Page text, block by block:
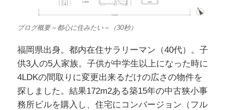
ブログ概要～都心に住みたい～（30秒）
福岡県出身。都内在住サラリーマン（40代）。子
供3人の5人家族。子供が中学生以上になった時に
4LDKの間取りに変更出来るだけの広さの物件を
探しました。結果172m2ある築15年の中古狭小事
務所ビルを購入し、住宅にコンバージョン（フル